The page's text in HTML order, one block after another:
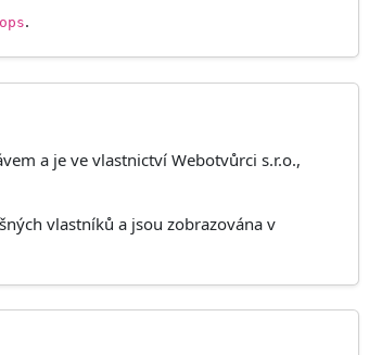
.
a je ve vlastnictví Webotvůrci s.r.o.,
vlastníků a jsou zobrazována v